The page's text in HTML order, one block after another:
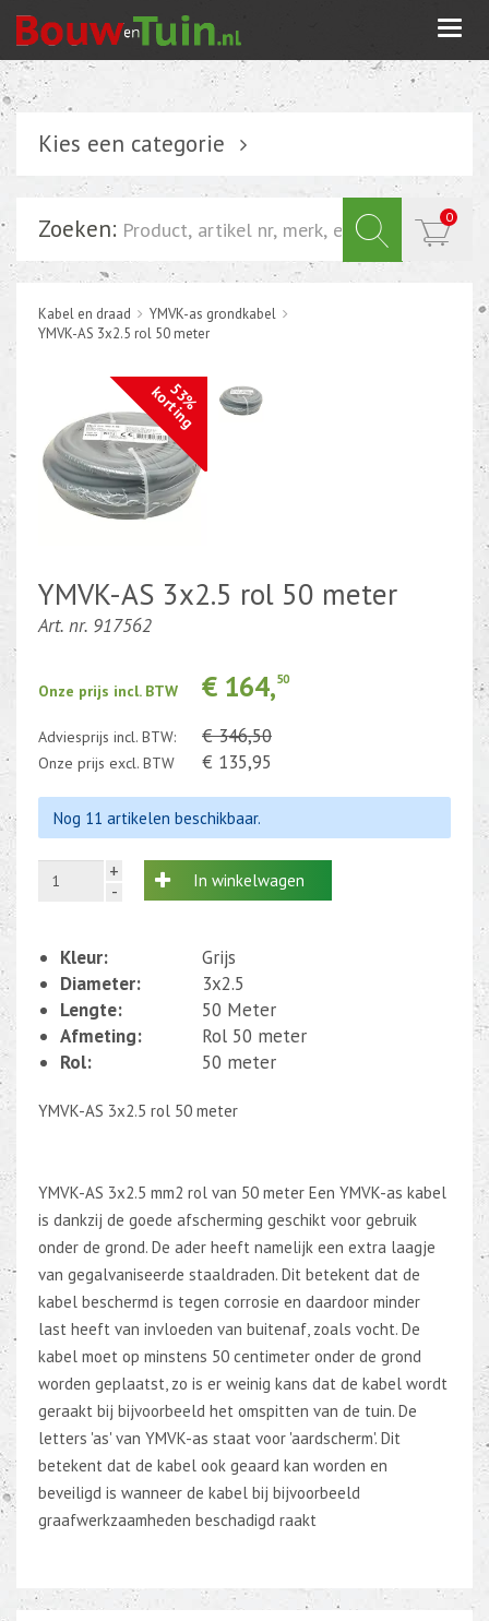
Kies een categorie
Verlichting
Inbouwdoos-kabeldoos
Tuin elektriciteit
Tuinverlichting
Grondspots met geïntrigeerde LED of energie zuinige
CEE-stekker-contra 380-230V
Beweging-Tijd-Rook Sensors
Zoeken: 0
Kabel en draad
YMVK-as grondkabel
YMVK-AS 3x2.5 rol 50 meter
53%
korting
YMVK-AS 3x2.5 rol 50 meter
Art. nr. 917562
Onze prijs incl. BTW € 164,50
Adviesprijs incl. BTW: € 346,50
Onze prijs excl. BTW € 135,95
Nog 11 artikelen beschikbaar.
+
-
In winkelwagen
Kleur:
Grijs
Diameter:
3x2.5
Lengte:
50 Meter
Afmeting:
Rol 50 meter
Rol:
50 meter
YMVK-AS 3x2.5 rol 50 meter
YMVK-AS 3x2.5 mm2 rol van 50 meter Een YMVK-as kabel
is dankzij de goede afscherming geschikt voor gebruik
onder de grond. De ader heeft namelijk een extra laagje
van gegalvaniseerde staaldraden. Dit betekent dat de
kabel beschermd is tegen corrosie en daardoor minder
last heeft van invloeden van buitenaf, zoals vocht. De
kabel moet op minstens 50 centimeter onder de grond
worden geplaatst, zo is er weinig kans dat de kabel wordt
geraakt bij bijvoorbeeld het omspitten van de tuin. De
letters 'as' van YMVK-as staat voor 'aardscherm'. Dit
betekent dat de kabel ook geaard kan worden en
beveiligd is wanneer de kabel bij bijvoorbeeld
graafwerkzaamheden beschadigd raakt